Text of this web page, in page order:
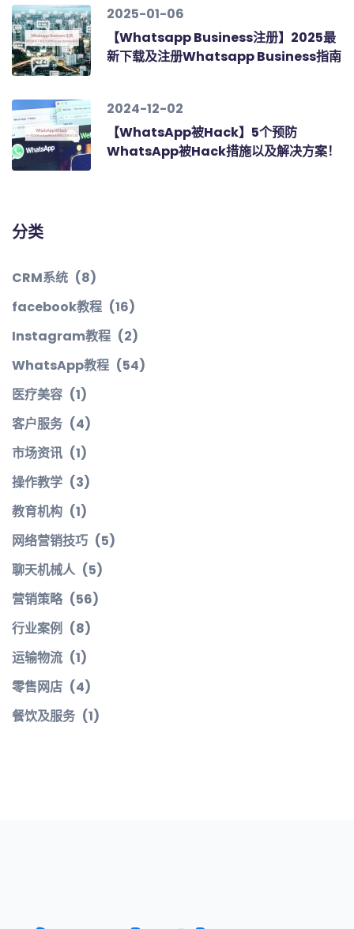
2025-01-06
【Whatsapp Business注册】2025最
新下载及注册Whatsapp Business指南
2024-12-02
【WhatsApp被Hack】5个预防
WhatsApp被Hack措施以及解决方案！
分类
CRM系统 (8)
facebook教程 (16)
Instagram教程 (2)
WhatsApp教程 (54)
医疗美容 (1)
客户服务 (4)
市场资讯 (1)
操作教学 (3)
教育机构 (1)
网络营销技巧 (5)
聊天机械人 (5)
营销策略 (56)
行业案例 (8)
运输物流 (1)
零售网店 (4)
餐饮及服务 (1)